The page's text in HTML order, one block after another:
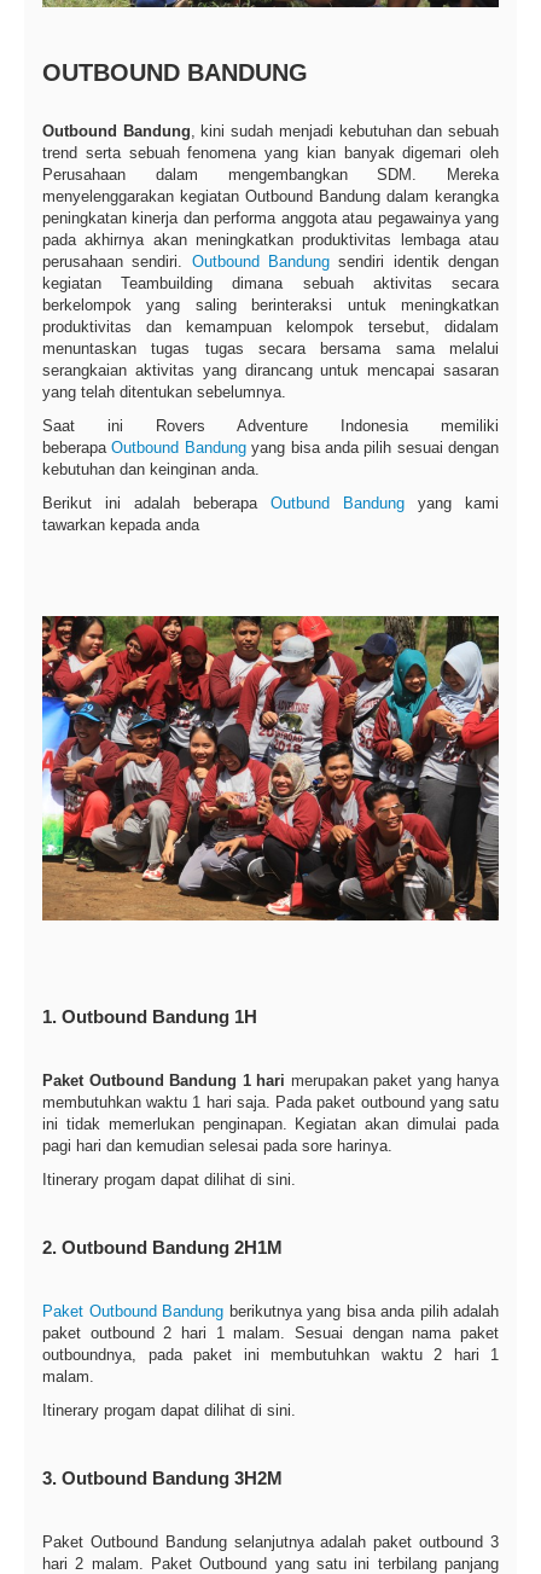
OUTBOUND BANDUNG
Outbound Bandung , kini sudah menjadi kebutuhan dan sebuah
trend serta sebuah fenomena yang kian banyak digemari oleh
Perusahaan dalam mengembangkan SDM. Mereka
menyelenggarakan kegiatan Outbound Bandung dalam kerangka
peningkatan kinerja dan performa anggota atau pegawainya yang
pada akhirnya akan meningkatkan produktivitas lembaga atau
perusahaan sendiri. Outbound Bandung sendiri identik dengan
kegiatan Teambuilding dimana sebuah aktivitas secara
berkelompok yang saling berinteraksi untuk meningkatkan
produktivitas dan kemampuan kelompok tersebut, didalam
menuntaskan tugas ­tugas secara bersama sama melalui
serangkaian aktivitas yang dirancang untuk mencapai sasaran
yang telah ditentukan sebelumnya.
Saat ini Rovers Adventure Indonesia memiliki
beberapaOutbound Bandungyang bisa anda pilih sesuai dengan
kebutuhan dan keinginan anda.
Berikut ini adalah beberapa Outbund Bandung yang kami
tawarkan kepada anda
1. Outbound Bandung 1H
Paket Outbound Bandung 1 hari merupakan paket yang hanya
membutuhkan waktu 1 hari saja. Pada paket outbound yang satu
ini tidak memerlukan penginapan. Kegiatan akan dimulai pada
pagi hari dan kemudian selesai pada sore harinya.
Itinerary progam dapat dilihat di sini.
2. Outbound Bandung 2H1M
Paket Outbound Bandung berikutnya yang bisa anda pilih adalah
paket outbound 2 hari 1 malam. Sesuai dengan nama paket
outboundnya, pada paket ini membutuhkan waktu 2 hari 1
malam.
Itinerary progam dapat dilihat di sini.
3. Outbound Bandung 3H2M
Paket Outbound Bandung selanjutnya adalah paket outbound 3
hari 2 malam. Paket Outbound yang satu ini terbilang panjang